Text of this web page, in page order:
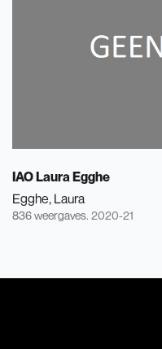
IAO Laura Egghe
Egghe, Laura
836 weergaves. 2020-21